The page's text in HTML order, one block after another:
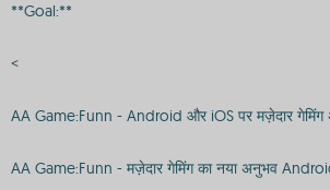
**Goal:**
<
AA Game:Funn - Android और iOS पर मज़ेदार
AA Game:Funn - मज़ेदार गेमिंग का नया अनुभव